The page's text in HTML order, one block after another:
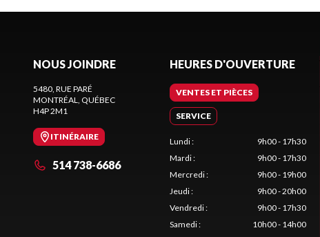
NOUS JOINDRE
5480, RUE PARÉ
MONTRÉAL
, QUÉBEC
H4P 2M1
ITINÉRAIRE
514 738-6686
HEURES D'OUVERTURE
VENTES ET PIÈCES
SERVICE
Lundi:
9h00 - 17h30
Mardi:
9h00 - 17h30
Mercredi:
9h00 - 19h00
Jeudi:
9h00 - 20h00
Vendredi:
9h00 - 17h30
Samedi:
10h00 - 14h00